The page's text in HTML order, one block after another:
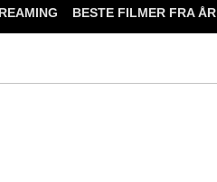
BESTE FILMER FRA ÅR